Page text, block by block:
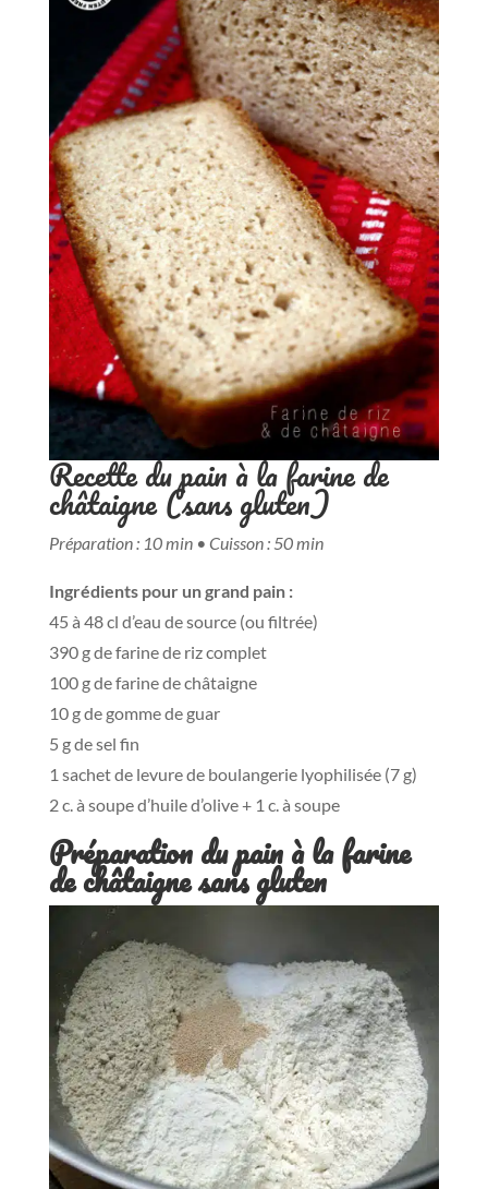
Recette du pain à la farine de
châtaigne (sans gluten)
Préparation : 10 min • Cuisson : 50 min
Ingrédients pour un grand pain :
45 à 48 cl d’eau de source (ou filtrée)
390 g de farine de riz complet
100 g de farine de châtaigne
10 g de gomme de guar
5 g de sel fin
1 sachet de levure de boulangerie lyophilisée (7 g)
2 c. à soupe d’huile d’olive + 1 c. à soupe
Préparation du pain à la farine
de châtaigne sans gluten